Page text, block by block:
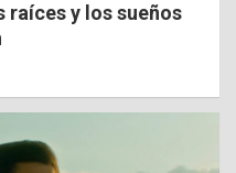
raíces y los sueños